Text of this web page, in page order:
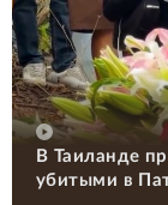
В Таиланде
убитыми в